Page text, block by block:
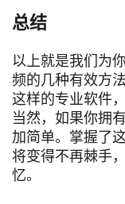
总结
以上就是我们为
频的几种有效方
这样的专业软件
当然，如果你拥
加简单。掌握了
将变得不再棘手
忆。